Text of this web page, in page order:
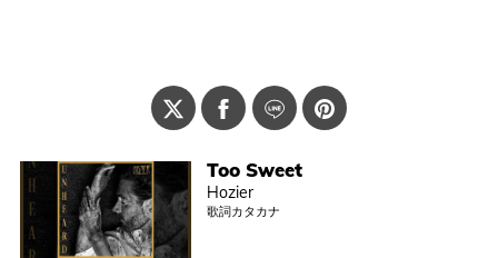
Too Sweet
Hozier
歌詞カタカナ